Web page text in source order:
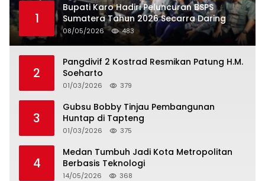
1
Bupati Karo Hadiri Peluncuran BSPS
Sumatera Tahun 2026 Secarra Daring
08/05/2026 483
2
Pangdivif 2 Kostrad Resmikan Patung H.M.
Soeharto
01/03/2026 379
3
Gubsu Bobby Tinjau Pembangunan
Huntap di Tapteng
01/03/2026 375
4
Medan Tumbuh Jadi Kota Metropolitan
Berbasis Teknologi
14/05/2026 368